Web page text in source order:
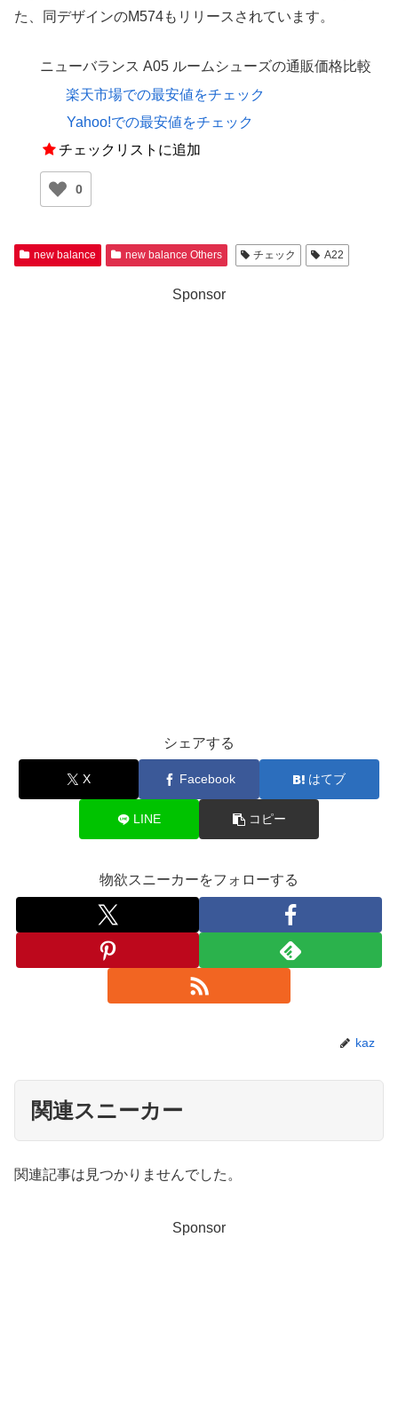
た、同デザインのM574もリリースされています。
ニューバランス A05 ルームシューズの通販価格比較
楽天市場での最安値をチェック
Yahoo!での最安値をチェック
チェックリストに追加
0
new balance new balance Others チェック A22
Sponsor
シェアする
X Facebook はてブ
LINE コピー
物欲スニーカーをフォローする
kaz
関連スニーカー
関連記事は見つかりませんでした。
Sponsor